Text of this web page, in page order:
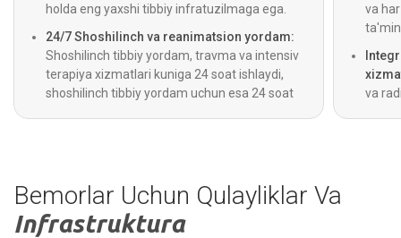
holda eng yaxshi tibbiy infratuzilmaga ega.
24/7 Shoshilinch va reanimatsion yordam:
Shoshilinch tibbiy yordam, travma va intensiv
terapiya xizmatlari kuniga 24 soat ishlaydi,
shoshilinch tibbiy yordam uchun esa 24 soat
va
va
Bemorlar Uchun Qulayliklar Va
Infrastruktura